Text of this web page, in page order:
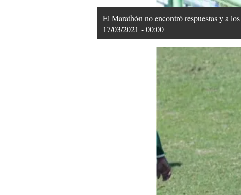
El Marathón no encontró respuestas y a
17/03/2021 - 00:00